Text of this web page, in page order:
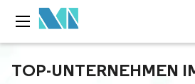
TOP-UNTERNEHMEN